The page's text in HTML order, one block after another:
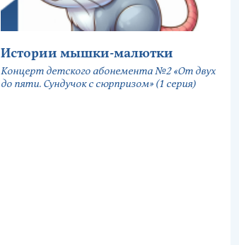
Истории мышки-малютки
Концерт детского абонемента №2 «От двух
до пяти. Сундучок с сюрпризом» (1 серия)